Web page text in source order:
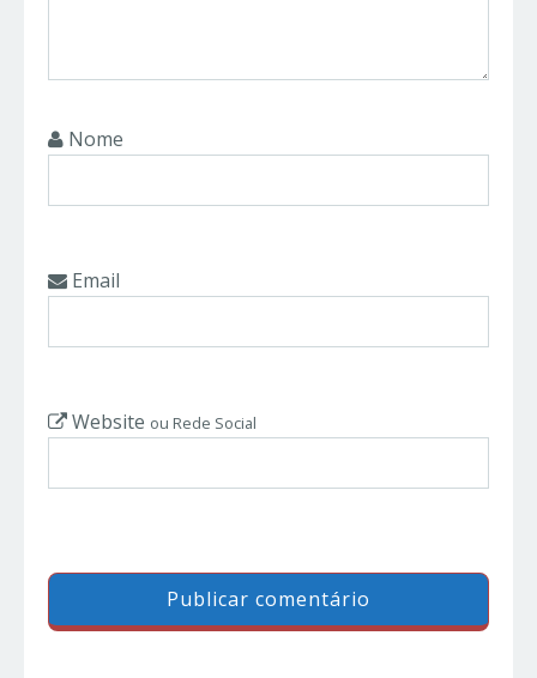
Nome
Email
Website ou Rede Social